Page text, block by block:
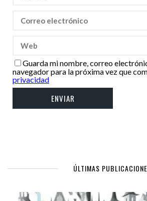
Guarda mi nombre, correo
navegador para la próxima vez que
privacidad
ÚLTIMAS